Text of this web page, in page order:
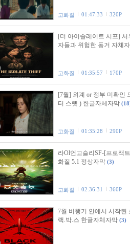
고화질 01:47:33 320P
[더 아이솔레이트 시프] 서
자들과 위험한 동거 자체
고화질 01:35:57 170P
[7월] 외계 or 정부 미확인
터 스렛 ) 한글자체자막
고화질 01:35:28 290P
라Ol언고슬리SF-[프로잭
화질 5.1 정상자막 (3)
고화질 02:36:31 360P
7월 비행기 안에서 시작된
랙.박.스 한글자체자막 (3)